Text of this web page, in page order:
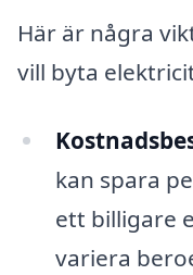
Här är några
vill byta
kan spara
ett billigare
variera